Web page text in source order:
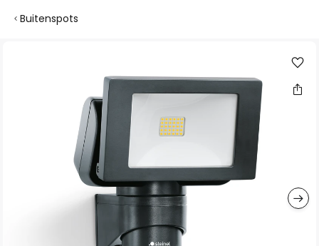
Buitenspots
afbeeldingen-